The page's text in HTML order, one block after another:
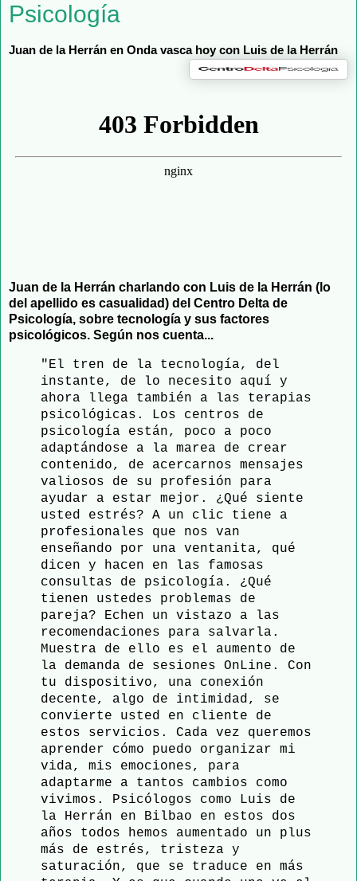
Psicología
Juan de la Herrán en Onda vasca hoy con Luis de la Herrán
Juan de la Herrán charlando con Luis de la Herrán (lo
del apellido es casualidad) del Centro Delta de
Psicología, sobre tecnología y sus factores
psicológicos. Según nos cuenta...
"El tren de la tecnología, del
instante, de lo necesito aquí y
ahora llega también a las terapias
psicológicas. Los centros de
psicología están, poco a poco
adaptándose a la marea de crear
contenido, de acercarnos mensajes
valiosos de su profesión para
ayudar a estar mejor. ¿Qué siente
usted estrés? A un clic tiene a
profesionales que nos van
enseñando por una ventanita, qué
dicen y hacen en las famosas
consultas de psicología. ¿Qué
tienen ustedes problemas de
pareja? Echen un vistazo a las
recomendaciones para salvarla.
Muestra de ello es el aumento de
la demanda de sesiones OnLine. Con
tu dispositivo, una conexión
decente, algo de intimidad, se
convierte usted en cliente de
estos servicios. Cada vez queremos
aprender cómo puedo organizar mi
vida, mis emociones, para
adaptarme a tantos cambios como
vivimos. Psicólogos como Luis de
la Herrán en Bilbao en estos dos
años todos hemos aumentado un plus
más de estrés, tristeza y
saturación, que se traduce en más